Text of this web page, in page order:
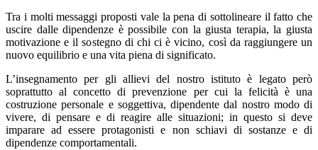
Tra i molti messaggi proposti vale la pena di sottolineare il fatto che
uscire dalle dipendenze è possibile con la giusta terapia, la giusta
motivazione e il sostegno di chi ci è vicino, così da raggiungere un
nuovo equilibrio e una vita piena di significato.
L’insegnamento per gli allievi del nostro istituto è legato però
soprattutto al concetto di prevenzione per cui la felicità è una
costruzione personale e soggettiva, dipendente dal nostro modo di
vivere, di pensare e di reagire alle situazioni; in questo si deve
imparare ad essere protagonisti e non schiavi di sostanze e di
dipendenze comportamentali.